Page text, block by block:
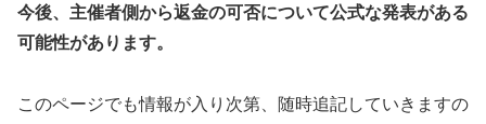
今後、主催者側から返金の可否について公式な発表がある
可能性があります。
このページでも情報が入り次第、随時追記していきますの